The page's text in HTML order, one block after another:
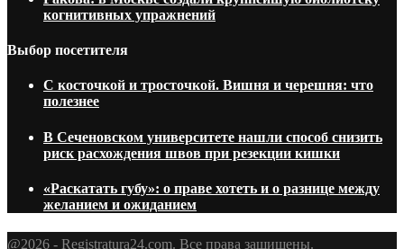
когнитивных упражнений
Выбор посетителя
С косточкой и тросточкой. Вишня и черешня: что
полезнее
В Сеченовском университете нашли способ снизить
риск расхождения швов при резекции кишки
«Раскатать губу»: о праве хотеть и о разнице между
желанием и ожиданием
@2026 - Registratura24.com. Все права защищены.